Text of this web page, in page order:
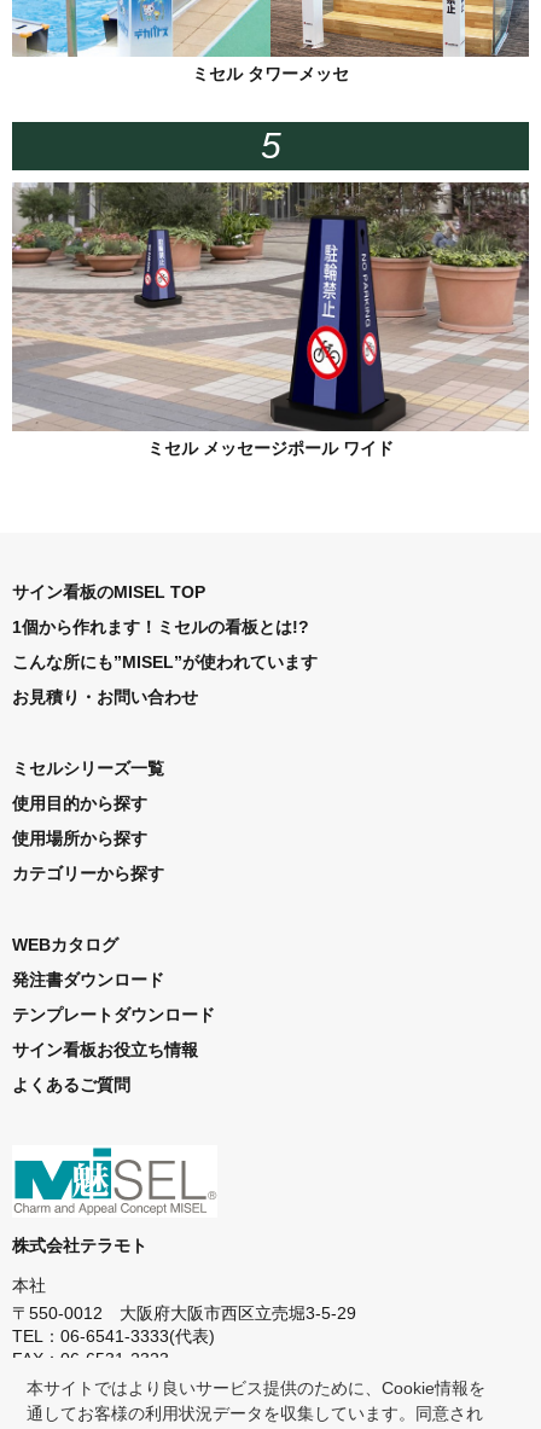
ミセル タワーメッセ
ミセル メッセージポール ワイド
本サイトではより良いサービス提供のために、Cookie情報を
通してお客様の利用状況データを収集しています。同意され
サイン看板のMISEL TOP
1個から作れます！ミセルの看板とは!?
こんな所にも”MISEL”が使われています
お見積り・お問い合わせ
ミセルシリーズ一覧
使用目的から探す
使用場所から探す
カテゴリーから探す
WEBカタログ
発注書ダウンロード
テンプレートダウンロード
サイン看板お役立ち情報
よくあるご質問
株式会社テラモト
本社
〒550-0012 大阪府大阪市西区立売堀3-5-29
TEL：06-6541-3333(代表)
FAX：06-6531-2323
東京本社